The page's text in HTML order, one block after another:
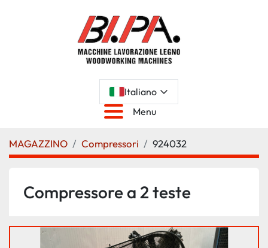
Italiano
Menu
MAGAZZINO Compressori 924032
Compressore a 2 teste